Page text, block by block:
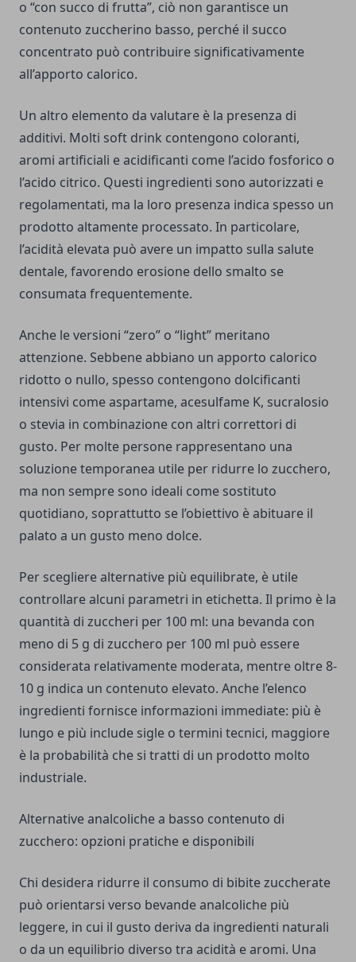
o “con succo di frutta”, ciò non garantisce un
contenuto zuccherino basso, perché il succo
concentrato può contribuire significativamente
all’apporto calorico.
Un altro elemento da valutare è la presenza di
additivi. Molti soft drink contengono coloranti,
aromi artificiali e acidificanti come l’acido fosforico o
l’acido citrico. Questi ingredienti sono autorizzati e
regolamentati, ma la loro presenza indica spesso un
prodotto altamente processato. In particolare,
l’acidità elevata può avere un impatto sulla salute
dentale, favorendo erosione dello smalto se
consumata frequentemente.
Anche le versioni “zero” o “light” meritano
attenzione. Sebbene abbiano un apporto calorico
ridotto o nullo, spesso contengono dolcificanti
intensivi come aspartame, acesulfame K, sucralosio
o stevia in combinazione con altri correttori di
gusto. Per molte persone rappresentano una
soluzione temporanea utile per ridurre lo zucchero,
ma non sempre sono ideali come sostituto
quotidiano, soprattutto se l’obiettivo è abituare il
palato a un gusto meno dolce.
Per scegliere alternative più equilibrate, è utile
controllare alcuni parametri in etichetta. Il primo è la
quantità di zuccheri per 100 ml: una bevanda con
meno di 5 g di zucchero per 100 ml può essere
considerata relativamente moderata, mentre oltre 8-
10 g indica un contenuto elevato. Anche l’elenco
ingredienti fornisce informazioni immediate: più è
lungo e più include sigle o termini tecnici, maggiore
è la probabilità che si tratti di un prodotto molto
industriale.
Alternative analcoliche a basso contenuto di
zucchero: opzioni pratiche e disponibili
Chi desidera ridurre il consumo di bibite zuccherate
può orientarsi verso bevande analcoliche più
leggere, in cui il gusto deriva da ingredienti naturali
o da un equilibrio diverso tra acidità e aromi. Una